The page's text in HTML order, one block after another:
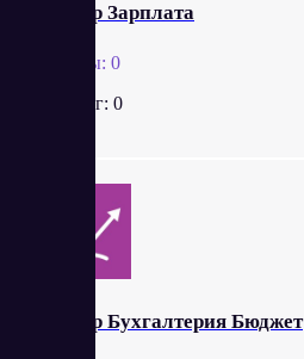
Контур Зарплата
Отзывы: 0
Рейтинг: 0
Контур Бухгалтерия Бюджет